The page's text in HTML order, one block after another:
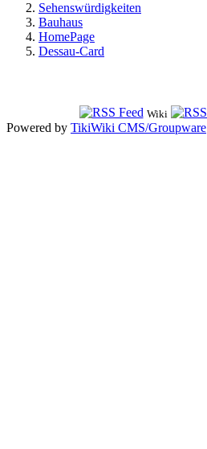
Sehenswürdigkeiten
Bauhaus
HomePage
Dessau-Card
Wiki
Powered by TikiWiki CMS/Groupware